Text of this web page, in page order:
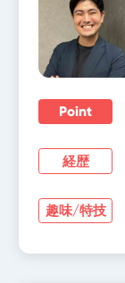
Point
経歴
趣味/特技